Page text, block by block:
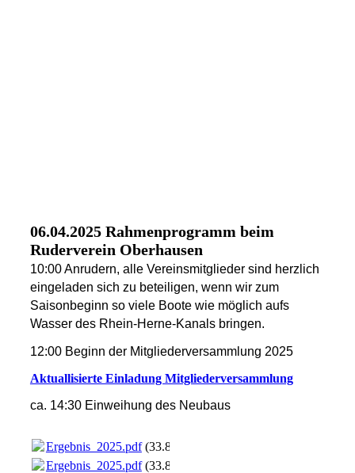
06.04.2025 Rahmenprogramm beim
Ruderverein Oberhausen
10:00 Anrudern, alle Vereinsmitglieder sind herzlich
eingeladen sich zu beteiligen, wenn wir zum
Saisonbeginn so viele Boote wie möglich aufs
Wasser des Rhein-Herne-Kanals bringen.
12:00 Beginn der Mitgliederversammlung 2025
Aktuallisierte Einladung Mitgliederversammlung
ca. 14:30 Einweihung des Neubaus
Ergebnis_2025.pdf(33.88KB)
Ergebnis_2025.pdf(33.88KB)